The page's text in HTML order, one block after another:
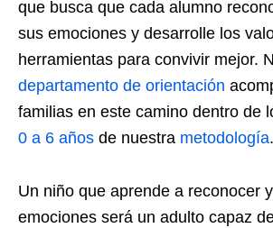
que busca que cada alumno
sus emociones y desarrolle los
herramientas para convivir mejor.
departamento de orientación
familias en este camino dentro de
0 a 6 años de nuestra metodología.
Un niño que aprende a reconocer
emociones será un adulto capaz